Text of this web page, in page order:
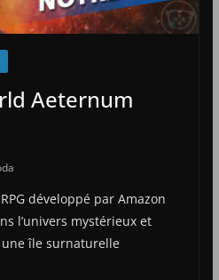
Aeternum
développé par Amazon
l’univers mystérieux et
une île surnaturelle